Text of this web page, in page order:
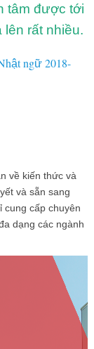
tâm được tới
lên rất nhiều.
ật ngữ2018-
về kiến thức và
và sẵn sang
cung cấp chuyên
dạng các ngành